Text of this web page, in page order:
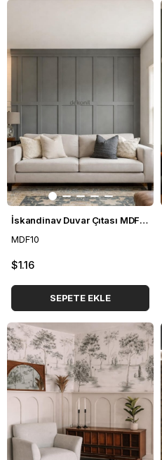
İskandinav Duvar Çıtası MDF 10*100 cm
MDF10
$1.16
SEPETE EKLE